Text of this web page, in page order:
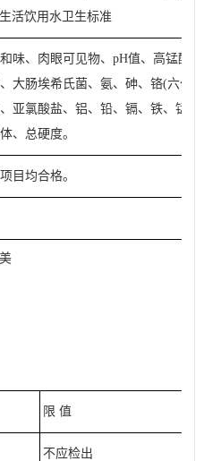
活饮用水卫生标准
味、肉眼可见物、pH值、高锰酸
大肠埃希氏菌、氨、砷、铬(六价)
亚氯酸盐、铝、铅、镉、铁、锰
、总硬度。
目均合格。
限 值
不应检出